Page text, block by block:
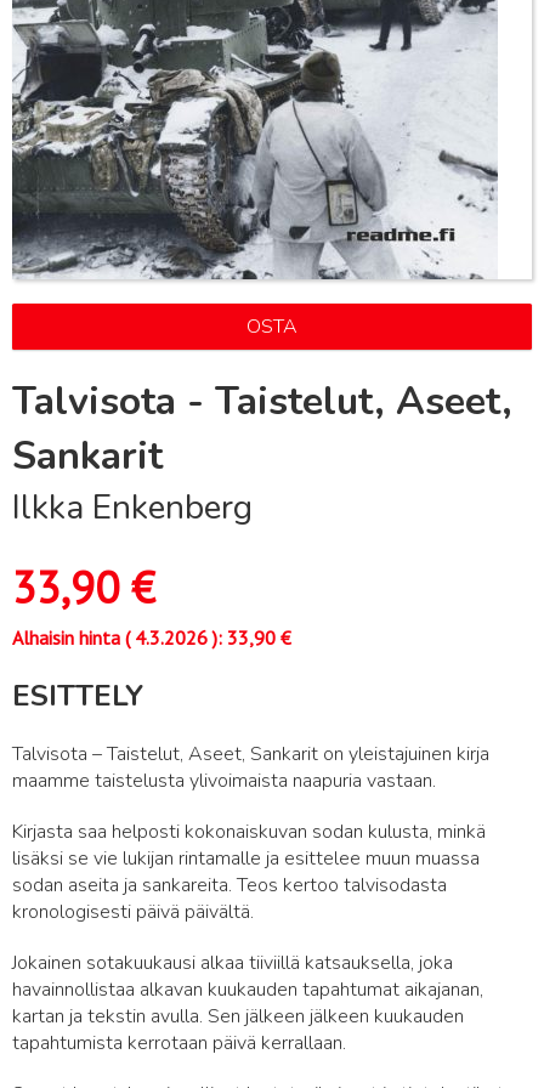
OSTA
Talvisota - Taistelut, Aseet,
Sankarit
Ilkka Enkenberg
33,90€
Alhaisin hinta (4.3.2026): 33,90 €
ESITTELY
Talvisota – Taistelut, Aseet, Sankarit on yleistajuinen kirja
maamme taistelusta ylivoimaista naapuria vastaan.
Kirjasta saa helposti kokonaiskuvan sodan kulusta, minkä
lisäksi se vie lukijan rintamalle ja esittelee muun muassa
sodan aseita ja sankareita. Teos kertoo talvisodasta
kronologisesti päivä päivältä.
Jokainen sotakuukausi alkaa tiiviillä katsauksella, joka
havainnollistaa alkavan kuukauden tapahtumat aikajanan,
kartan ja tekstin avulla. Sen jälkeen jälkeen kuukauden
tapahtumista kerrotaan päivä kerrallaan.